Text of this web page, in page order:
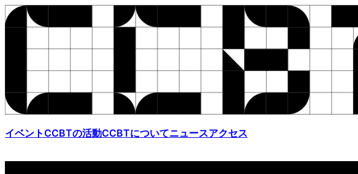
イベントCCBTの活動CCBTについてニュースアクセス